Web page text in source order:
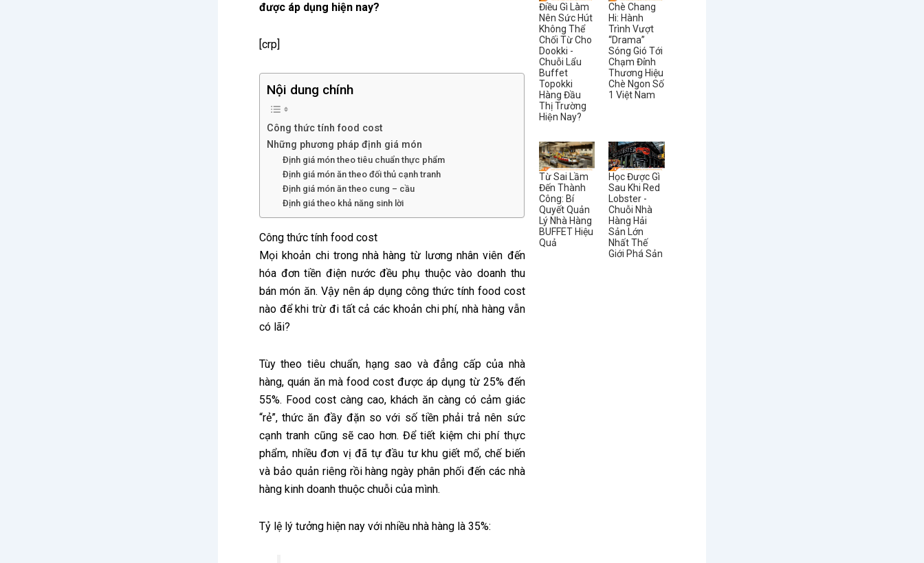
được áp dụng hiện nay?
[crp]
Nội dung chính
Công thức tính food cost
Những phương pháp định giá món
Định giá món theo tiêu chuẩn thực phẩm
Định giá món ăn theo đối thủ cạnh tranh
Định giá món ăn theo cung – cầu
Định giá theo khả năng sinh lời
Công thức tính food cost
Mọi khoản chi trong nhà hàng từ lương nhân viên đến
hóa đơn tiền điện nước đều phụ thuộc vào doanh thu
bán món ăn. Vậy nên áp dụng công thức tính food cost
nào để khi trừ đi tất cả các khoản chi phí, nhà hàng vẫn
có lãi?
Tùy theo tiêu chuẩn, hạng sao và đẳng cấp của nhà
hàng, quán ăn mà food cost được áp dụng từ 25% đến
55%. Food cost càng cao, khách ăn càng có cảm giác
“rẻ”, thức ăn đầy đặn so với số tiền phải trả nên sức
cạnh tranh cũng sẽ cao hơn. Để tiết kiệm chi phí thực
phẩm, nhiều đơn vị đã tự đầu tư khu giết mổ, chế biến
và bảo quản riêng rồi hàng ngày phân phối đến các nhà
hàng kinh doanh thuộc chuỗi của mình.
Tỷ lệ lý tưởng hiện nay với nhiều nhà hàng là 35%:
Điều Gì Làm
Nên Sức Hút
Không Thể
Chối Từ Cho
Dookki -
Chuỗi Lẩu
Buffet
Topokki
Hàng Đầu
Thị Trường
Hiện Nay?
Chè Chang
Hi: Hành
Trình Vượt
“Drama”
Sóng Gió Tới
Chạm Đỉnh
Thương Hiệu
Chè Ngon Số
1 Việt Nam
Từ Sai Lầm
Đến Thành
Công: Bí
Quyết Quản
Lý Nhà Hàng
BUFFET Hiệu
Quả
Học Được Gì
Sau Khi Red
Lobster -
Chuỗi Nhà
Hàng Hải
Sản Lớn
Nhất Thế
Giới Phá Sản